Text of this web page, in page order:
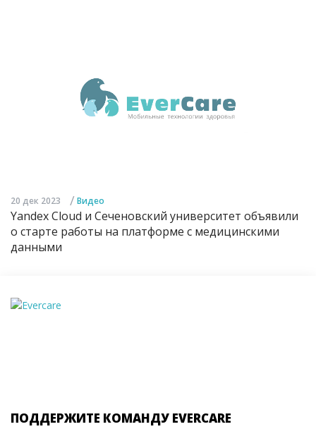
20 дек 2023 / Видео
Yandex Cloud и Сеченовский университет объявили
о старте работы на платформе с медицинскими
данными
ПОДДЕРЖИТЕ КОМАНДУ EVERCARE